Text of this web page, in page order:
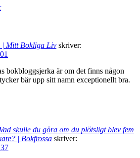
| Mitt Bokliga Liv skriver:
bokbloggsjerka är om det finns någon
bär upp sitt namn exceptionellt bra.
skulle du göra om du plötsligt blev fem
| Bokfrossa skriver: